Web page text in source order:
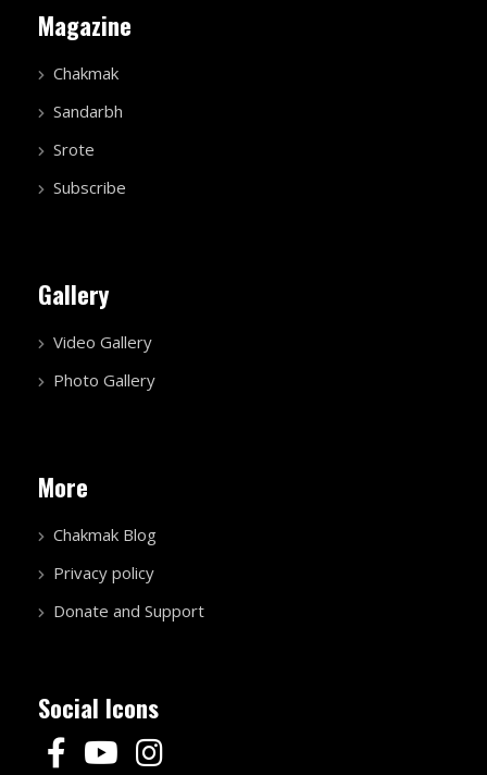
Magazine
Chakmak
Sandarbh
Srote
Subscribe
Gallery
Video Gallery
Photo Gallery
More
Chakmak Blog
Privacy policy
Donate and Support
Social Icons